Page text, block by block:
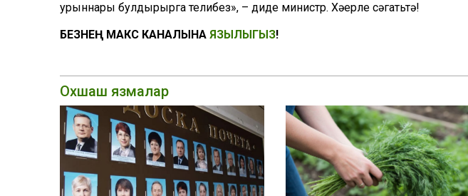
урыннары булдырырга телибез», – диде министр. Хәерле сәгатьтә!
БЕЗНЕҢ МАКС КАНАЛЫНА ЯЗЫЛЫГЫЗ!
Охшаш язмалар